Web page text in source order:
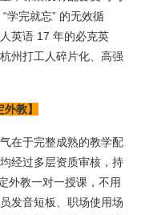
学完就忘” 的无效循
英语 17 年的必克英
州打工人碎片化、高强
教】
在于完整成熟的教学配
经过多层资质审核，持
外教一对一授课，不用
发音短板、职场使用场